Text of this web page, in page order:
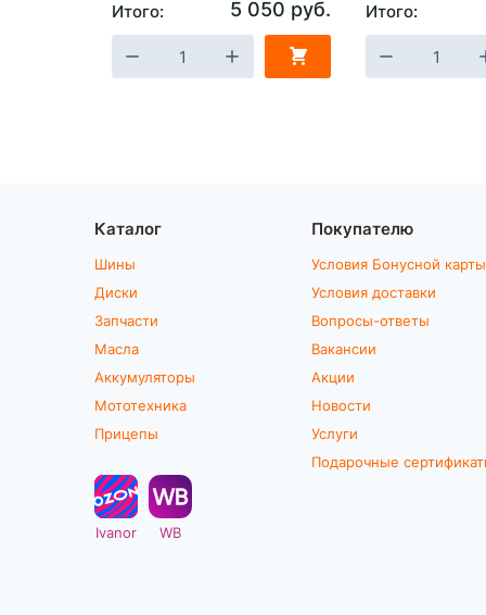
Итого: 5 050 руб. Итого:
Каталог
Шины
Диски
Запчасти
Масла
Аккумуляторы
Мототехника
Прицепы
Ivanor WB
Покупателю
Условия Бонусной карты
Условия доставки
Вопросы-ответы
Вакансии
Акции
Новости
Услуги
Подарочные